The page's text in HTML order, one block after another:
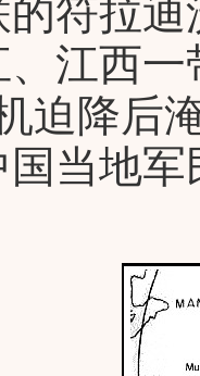
符拉
江西
迫降后
当地